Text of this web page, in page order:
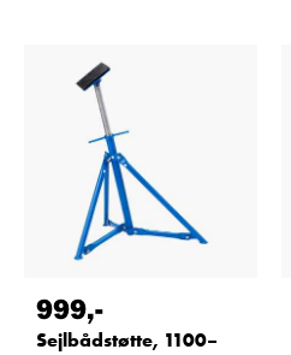
999,-
Sejlbådstøtte, 1100–